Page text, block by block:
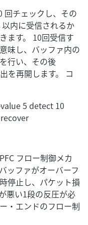
回チェックし、その
内に受信されるか
ます。 10回受信す
味し、バッファ内の
行い、その後
を再開します。 コ
5 detect 10
フロー制御メカ
ッファがオーバーフ
停止し、パケット損
悪い1段の反圧が必
・エンドのフロー制